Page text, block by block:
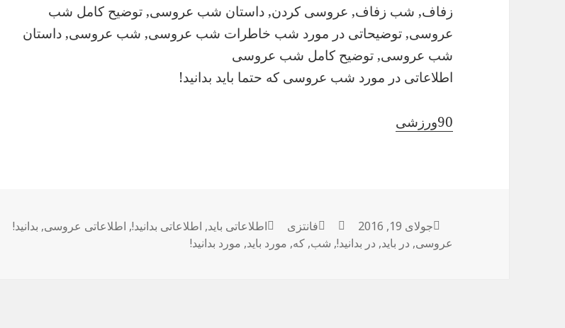
زفاف, شب زفاف, عروسی کردن, داستان شب عروسی, توضیح کامل شب
عروسی, توضیحاتی در مورد شب خاطرات شب عروسی, شب عروسی, داستان
شب عروسی, توضیح کامل شب عروسی
اطلاعاتی در مورد شب عروسی که حتما باید بدانید!
90ورزشی
ارسال
شده
جولای 19, 2016 نویسنده
دسته‌ها
فانتزی برچسب‌ها
اطلاعاتی باید, اطلاعاتی بدانید!, اطلاعاتی عروسی, بدانید!
عروسی, در باید, در بدانید!, شب,که, مورد باید, مورد بدانید!